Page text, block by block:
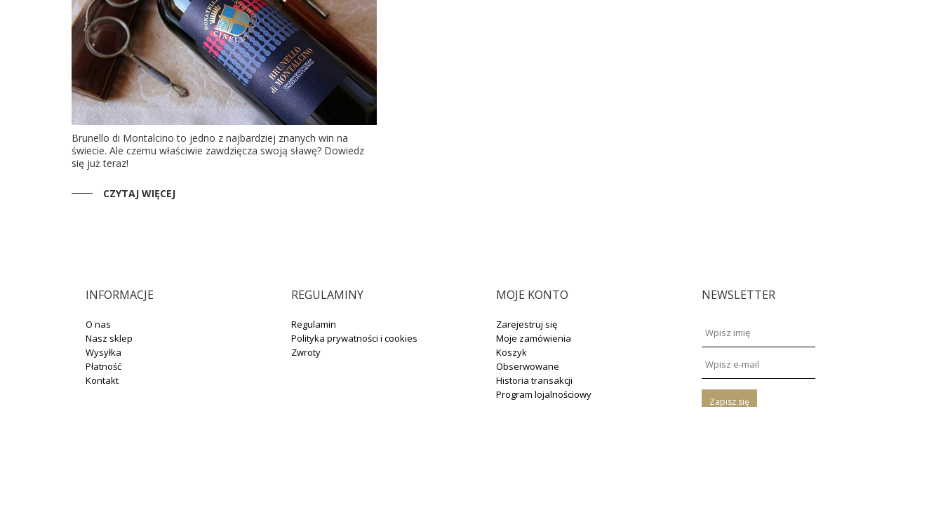
Brunello di Montalcino to jedno z najbardziej znanych win na
świecie. Ale czemu właściwie zawdzięcza swoją sławę? Dowiedz
się już teraz!
CZYTAJ WIĘCEJ
INFORMACJE
O nas
Nasz sklep
Wysyłka
Płatność
Kontakt
REGULAMINY
Regulamin
Polityka prywatności i cookies
Zwroty
MOJE KONTO
Zarejestruj się
Moje zamówienia
Koszyk
Obserwowane
Historia transakcji
Program lojalnościowy
NEWSLETTER
Zapisz się